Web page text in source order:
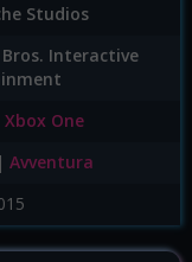
Studios
Interactive
Xbox One
| Avventura